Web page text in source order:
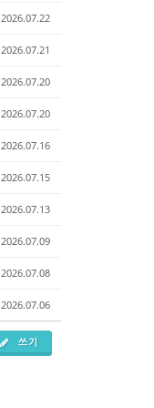
2026.07.22
2026.07.21
2026.07.20
2026.07.20
2026.07.16
2026.07.15
2026.07.13
2026.07.09
2026.07.08
2026.07.06
쓰기